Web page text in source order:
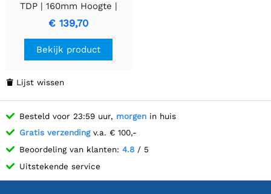
TDP | 160mm Hoogte |
140mm Ventilator | CPU
Luchtkoeler
€ 139,70
Bekijk product
 Lijst wissen
Besteld voor 23:59 uur, morgen in huis
Gratis verzendingv.a. € 100,-
Beoordeling van klanten: 4.8 / 5
Uitstekende service